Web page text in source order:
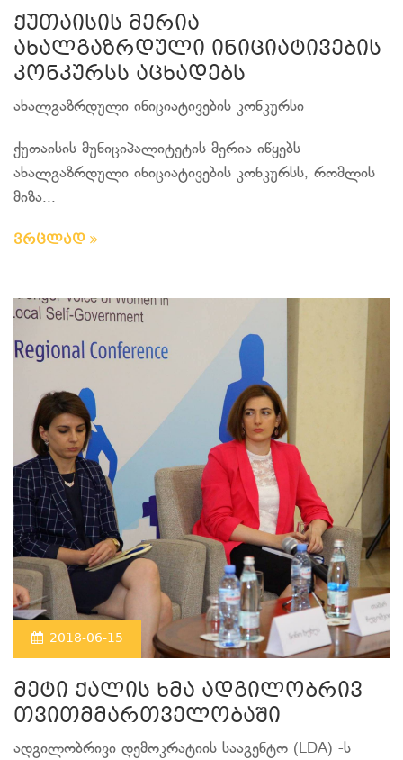
ქუთაისის მერია
ახალგაზრდული ინიციატივების
კონკურსს აცხადებს
ახალგაზრდული ინიციატივების კონკურსი
ქუთაისის მუნიციპალიტეტის მერია იწყებს
ახალგაზრდული ინიციატივების კონკურსს, რომლის
მიზა...
ვრცლად
2018-06-15
მეტი ქალის ხმა ადგილობრივ
თვითმმართველობაში
ადგილობრივი დემოკრატიის სააგენტო (LDA) -ს